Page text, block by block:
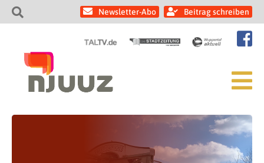
Newsletter-Abo Beitrag schreiben